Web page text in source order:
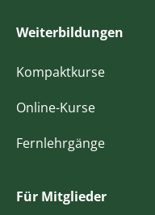
Weiterbildungen
Kompaktkurse
Online-Kurse
Fernlehrgänge
Für Mitglieder